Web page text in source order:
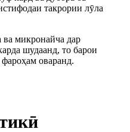
такрории лӯла
микронайча дар
шудаанд, то барои
оваранд.